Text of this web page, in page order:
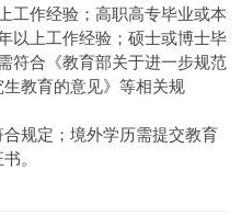
工作经验；高职高专毕业或本
以上工作经验；硕士或博士毕
符合《教育部关于进一步规范
教育的意见》等相关规
规定；境外学历需提交教育
。